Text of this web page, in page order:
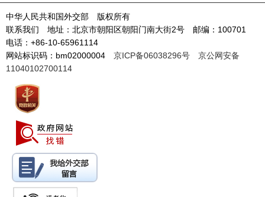
中华人民共和国外交部 版权所有
联系我们 地址：北京市朝阳区朝阳门南大街2号 邮编：100701
电话：+86-10-65961114
网站标识码：bm02000004 京ICP备06038296号
京公网安备
11040102700114